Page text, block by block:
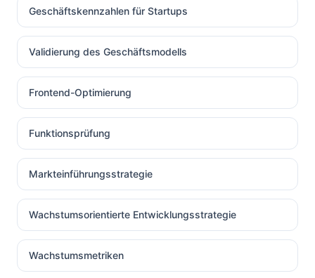
Geschäftskennzahlen für Startups
Validierung des Geschäftsmodells
Frontend-Optimierung
Funktionsprüfung
Markteinführungsstrategie
Wachstumsorientierte Entwicklungsstrategie
Wachstumsmetriken